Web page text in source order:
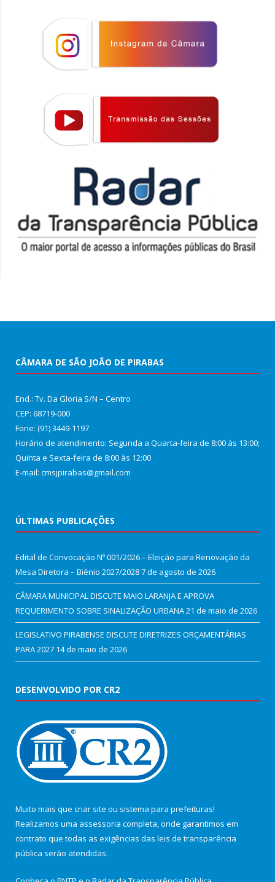
CÂMARA DE SÃO JOÃO DE PIRABAS
End.: Tv. Da Gloria S/N – Centro
CEP: 68719-000
Fone: (91) 3449-1197
Horário de atendimento: Segunda a Quarta-feira de 8:00 às 13:00;
Quinta e Sexta-feira de 8:00 às 12:00
E-mail: cmsjpirabas@gmail.com
ÚLTIMAS PUBLICAÇÕES
Edital de Convocação Nº 001/2026 – Eleição para Renovação da
Mesa Diretora – Biênio 2027/20287 de agosto de 2026
CÂMARA MUNICIPAL DISCUTE MAIO LARANJA E APROVA
REQUERIMENTO SOBRE SINALIZAÇÃO URBANA21 de maio de 2026
LEGISLATIVO PIRABENSE DISCUTE DIRETRIZES ORÇAMENTÁRIAS
PARA 2027 14 de maio de 2026
DESENVOLVIDO POR CR2
Muito mais que criar site ou sistema para prefeituras!
Realizamos uma assessoria completa, onde garantimos em
contrato que todas as exigências das leis de transparência
pública serão atendidas.